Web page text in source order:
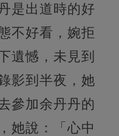
是出道時的好
不好看，婉拒
遺憾，未見到
影到半夜，她
參加余丹丹的
她說：「心中